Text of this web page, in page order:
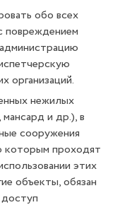
обо всех
повреждением
организаций.
нежилых
и др.), в
сооружения
которым проходят
этих
объекты, обязан